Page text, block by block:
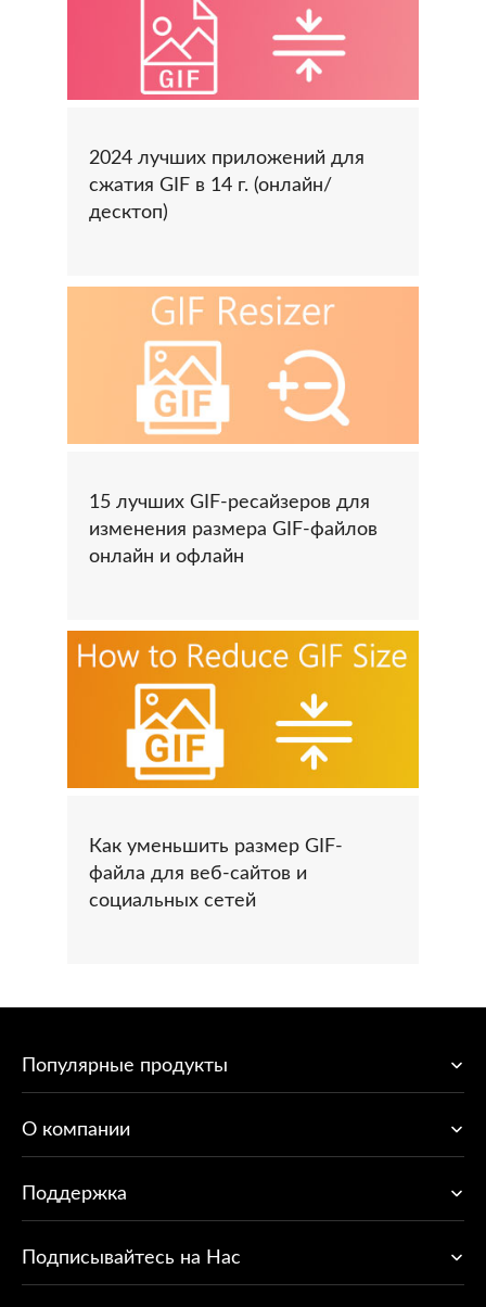
2024 лучших приложений для
сжатия GIF в 14 г. (онлайн/
десктоп)
15 лучших GIF-ресайзеров для
изменения размера GIF-файлов
онлайн и офлайн
Как уменьшить размер GIF-
файла для веб-сайтов и
социальных сетей
Популярные продукты
O компании
Поддержка
Подписывайтесь на Нас